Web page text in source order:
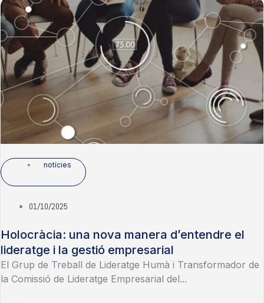
notícies
01/10/2025
Holocràcia: una nova manera d’entendre el
lideratge i la gestió empresarial
El Grup de Treball de Lideratge Humà i Transformador de
la Comissió de Lideratge Empresarial del...